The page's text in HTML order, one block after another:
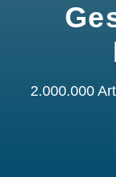
2.000.000